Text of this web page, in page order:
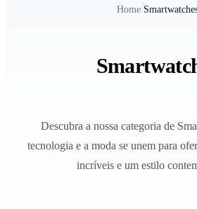
Home/
Descubra a nossa categoria de
tecnologia e a moda se unem para
incríveis e um estilo